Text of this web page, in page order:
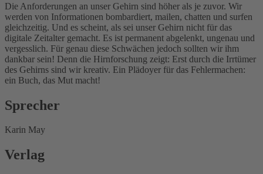
Die Anforderungen an unser Gehirn sind höher als je zuvor. Wir
werden von Informationen bombardiert, mailen, chatten und surfen
gleichzeitig. Und es scheint, als sei unser Gehirn nicht für das
digitale Zeitalter gemacht. Es ist permanent abgelenkt, ungenau und
vergesslich. Für genau diese Schwächen jedoch sollten wir ihm
dankbar sein! Denn die Hirnforschung zeigt: Erst durch die Irrtümer
des Gehirns sind wir kreativ. Ein Plädoyer für das Fehlermachen:
ein Buch, das Mut macht!
Sprecher
Karin May
Verlag